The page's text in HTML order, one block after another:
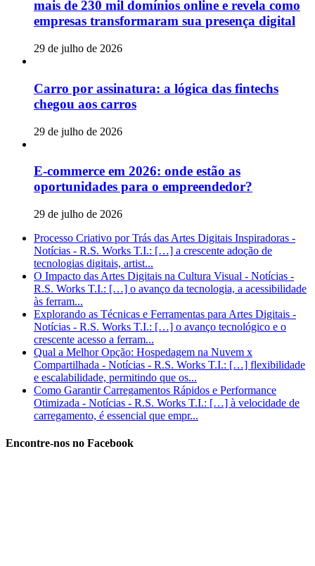
mais de 230 mil domínios online e revela como
empresas transformaram sua presença digital
29 de julho de 2026
Carro por assinatura: a lógica das fintechs
chegou aos carros
29 de julho de 2026
E-commerce em 2026: onde estão as
oportunidades para o empreendedor?
29 de julho de 2026
Processo Criativo por Trás das Artes Digitais Inspiradoras -
Notícias - R.S. Works T.I.: […] a crescente adoção de
tecnologias digitais, artist...
O Impacto das Artes Digitais na Cultura Visual - Notícias -
R.S. Works T.I.: […] o avanço da tecnologia, a acessibilidade
às ferram...
Explorando as Técnicas e Ferramentas para Artes Digitais -
Notícias - R.S. Works T.I.: […] o avanço tecnológico e o
crescente acesso a ferram...
Qual a Melhor Opção: Hospedagem na Nuvem x
Compartilhada - Notícias - R.S. Works T.I.: […] flexibilidade
e escalabilidade, permitindo que os...
Como Garantir Carregamentos Rápidos e Performance
Otimizada - Notícias - R.S. Works T.I.: […] à velocidade de
carregamento, é essencial que empr...
Encontre-nos no Facebook